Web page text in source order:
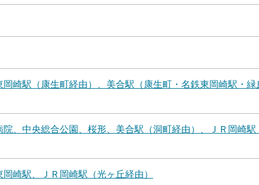
崎駅（康生町経由）、美合駅（康生町・名鉄東岡崎駅・
、中央総合公園、桜形、美合駅（洞町経由）、ＪＲ岡崎
崎駅、ＪＲ岡崎駅（光ヶ丘経由）